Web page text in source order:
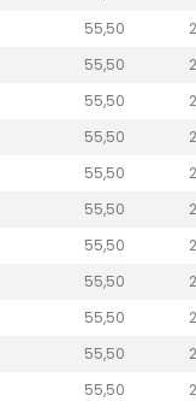
55,50 2
55,50 2
55,50 2
55,50 2
55,50 2
55,50 2
55,50 2
55,50 2
55,50 2
55,50 2
55,50 2